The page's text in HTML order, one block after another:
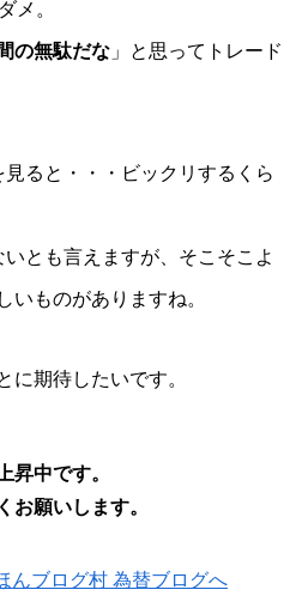
メ。
の無駄だな 」と思ってトレード
ると・・・ビックリするくら
とも言えますが、そこそこよ
いものがありますね。
に期待したいです。
昇中です。
お願いします。